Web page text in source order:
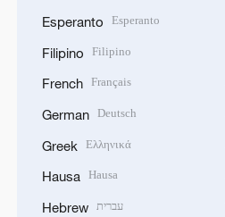
Esperanto Esperanto
Filipino Filipino
French Français
German Deutsch
Greek Ελληνικά
Hausa Hausa
Hebrew עברית